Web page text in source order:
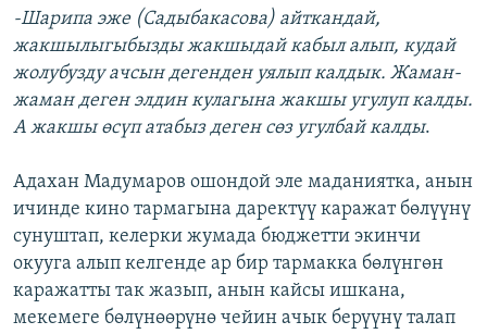
-Шарипа эже (Садыбакасова) айткандай,
жакшылыгыбызды жакшыдай кабыл алып, кудай
жолубузду ачсын дегенден уялып калдык. Жаман-
жаман деген элдин кулагына жакшы угулуп калды.
А жакшы өсүп атабыз деген сөз угулбай калды.
Адахан Мадумаров ошондой эле маданиятка, анын
ичинде кино тармагына даректүү каражат бөлүүнү
сунуштап, келерки жумада бюджетти экинчи
окууга алып келгенде ар бир тармакка бөлүнгөн
каражатты так жазып, анын кайсы ишкана,
мекемеге бөлүнөөрүнө чейин ачык берүүнү талап